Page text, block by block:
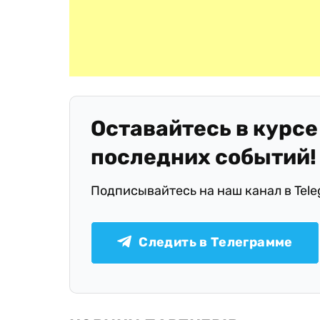
Оставайтесь в курсе
последних событий!
Подписывайтесь на наш канал в
Следить в Телеграмме